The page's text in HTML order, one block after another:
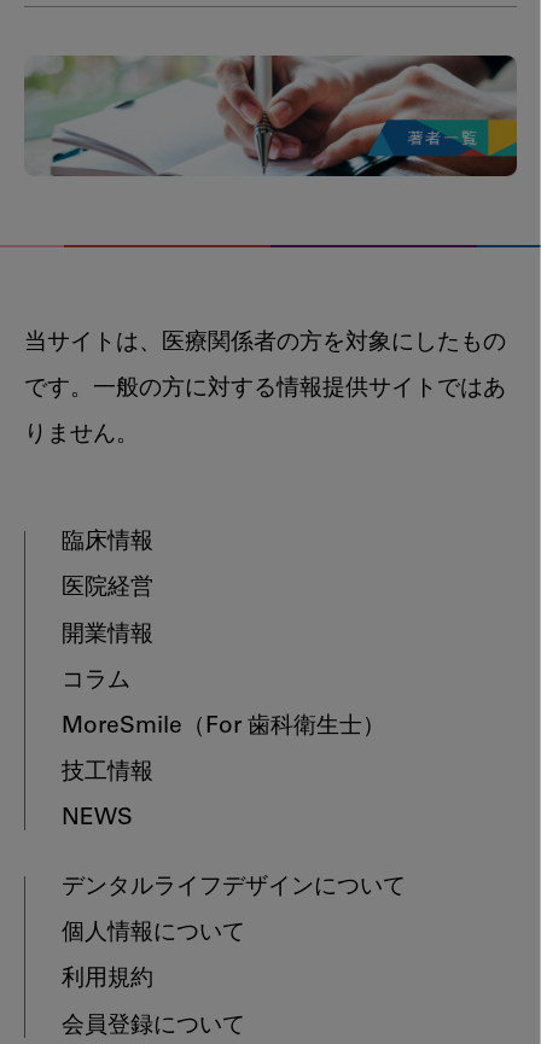
当サイトは、医療関係者の方を対象にしたもの
です。一般の方に対する情報提供サイトではあ
りません。
臨床情報
医院経営
開業情報
コラム
MoreSmile （For 歯科衛生士）
技工情報
NEWS
デンタルライフデザインについて
個人情報について
利用規約
会員登録について